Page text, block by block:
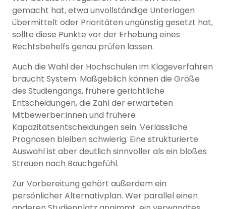
gemacht hat, etwa unvollständige Unterlagen
übermittelt oder Prioritäten ungünstig gesetzt hat,
sollte diese Punkte vor der Erhebung eines
Rechtsbehelfs genau prüfen lassen.
Auch die Wahl der Hochschulen im Klageverfahren
braucht System. Maßgeblich können die Größe
des Studiengangs, frühere gerichtliche
Entscheidungen, die Zahl der erwarteten
Mitbewerber:innen und frühere
Kapazitätsentscheidungen sein. Verlässliche
Prognosen bleiben schwierig. Eine strukturierte
Auswahl ist aber deutlich sinnvoller als ein bloßes
Streuen nach Bauchgefühl.
Zur Vorbereitung gehört außerdem ein
persönlicher Alternativplan. Wer parallel einen